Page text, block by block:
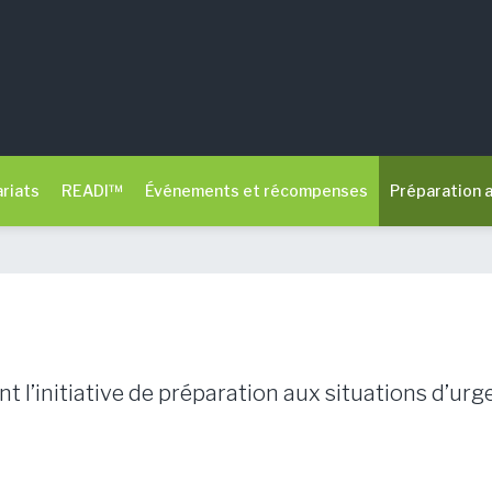
READI™ Événements et récompenses Préparation
l’initiative de préparation aux situations